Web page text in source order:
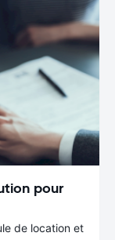
pour
de location et